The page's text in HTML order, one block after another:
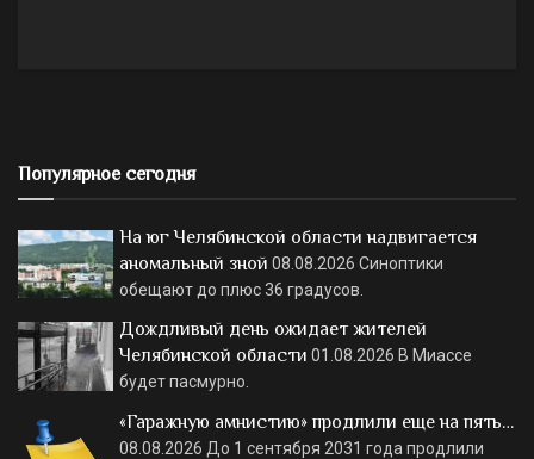
Популярное сегодня
На юг Челябинской области надвигается
аномальный зной 08.08.2026 Синоптики
обещают до плюс 36 градусов.
Дождливый день ожидает жителей
Челябинской области 01.08.2026 В Миассе
будет пасмурно.
«Гаражную амнистию» продлили еще на пять…
08.08.2026 До 1 сентября 2031 года продлили